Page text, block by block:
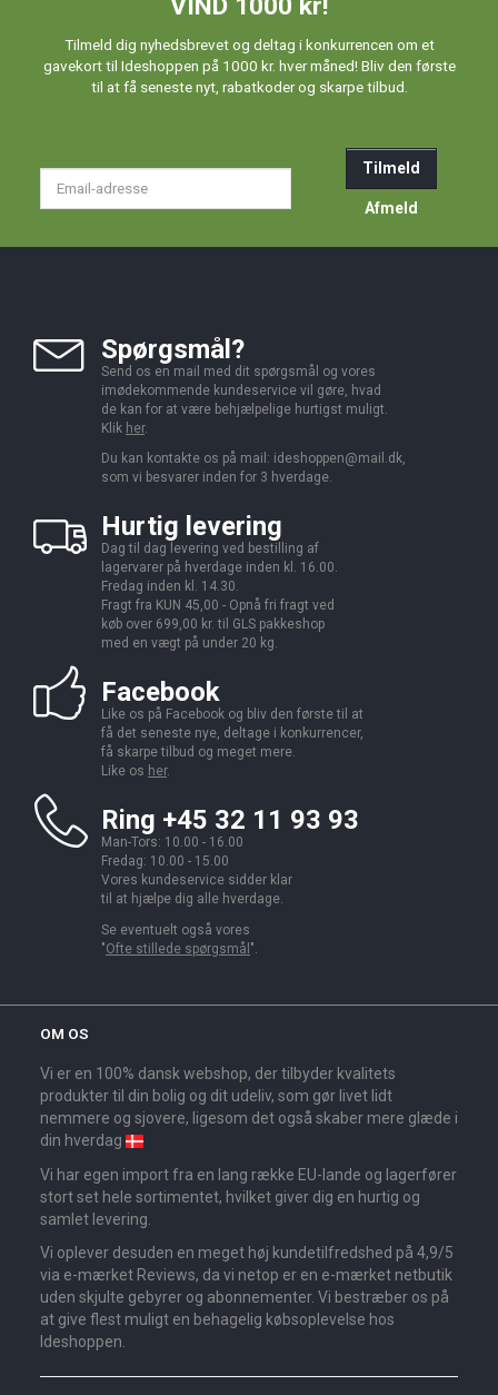
VIND 1000 kr!
Tilmeld dig nyhedsbrevet og deltag i konkurrencen om et
gavekort til Ideshoppen på 1000 kr. hver måned! Bliv den første
til at få seneste nyt, rabatkoder og skarpe tilbud.
Tilmeld
Afmeld
Spørgsmål?
Send os en mail med dit spørgsmål og vores
imødekommende kundeservice vil gøre, hvad
de kan for at være behjælpelige hurtigst muligt.
Klik her.
Du kan kontakte os på mail: ideshoppen@mail.dk,
som vi besvarer inden for 3 hverdage.
Hurtig levering
Dag til dag levering ved bestilling af
lagervarer på hverdage inden kl. 16.00.
Fredag inden kl. 14.30.
Fragt fra KUN 45,00 - Opnå fri fragt ved
køb over 699,00 kr. til GLS pakkeshop
med en vægt på under 20 kg.
Facebook
Like os på Facebook og bliv den første til at
få det seneste nye, deltage i konkurrencer,
få skarpe tilbud og meget mere.
Like os her.
Ring +45 32 11 93 93
Man-Tors: 10.00 - 16.00
Fredag: 10.00 - 15.00
Vores kundeservice sidder klar
til at hjælpe dig alle hverdage.
Se eventuelt også vores
"Ofte stillede spørgsmål ".
OM OS
Vi er en 100% dansk webshop, der tilbyder kvalitets
produkter til din bolig og dit udeliv, som gør livet lidt
nemmere og sjovere, ligesom det også skaber mere glæde i
din hverdag
Vi har egen import fra en lang række EU-lande og lagerfører
stort set hele sortimentet, hvilket giver dig en hurtig og
samlet levering.
Vi oplever desuden en meget høj kundetilfredshed på 4,9/5
via e-mærket Reviews, da vi netop er en e-mærket netbutik
uden skjulte gebyrer og abonnementer. Vi bestræber os på
at give flest muligt en behagelig købsoplevelse hos
Ideshoppen.